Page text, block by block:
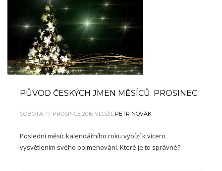
PŮVOD ČESKÝCH JMEN MĚSÍCŮ: PROSINEC
SOBOTA, 17. PROSINCE 2016 VLOŽIL PETR NOVÁK
Poslední měsíc kalendářního roku vybízí k vícero
vysvětlením svého pojmenování. Které je to správné?